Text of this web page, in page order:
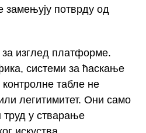
замењују потврду од
изглед платформе.
системи за ћаскање
табле не
легитимитет. Они само
труд у стварање